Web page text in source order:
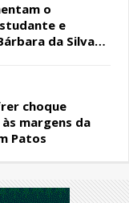
o
e
da Silva
choque
margens da
Patos